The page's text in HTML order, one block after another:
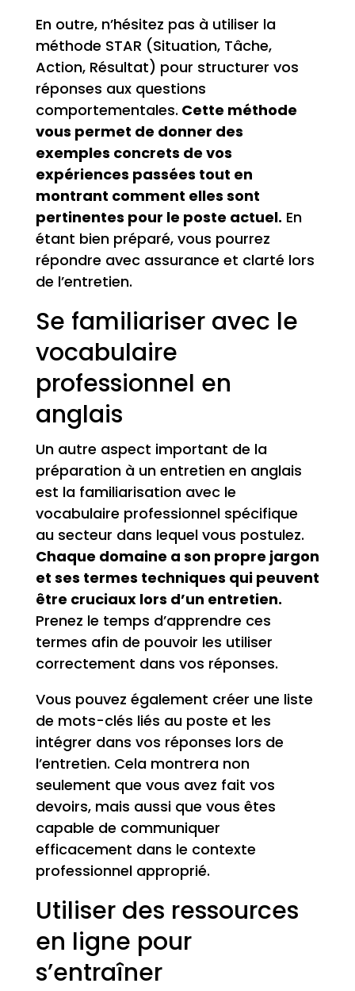
En outre, n’hésitez pas à utiliser la
méthode STAR (Situation, Tâche,
Action, Résultat) pour structurer vos
réponses aux questions
comportementales. Cette méthode
vous permet de donner des
exemples concrets de vos
expériences passées tout en
montrant comment elles sont
pertinentes pour le poste actuel. En
étant bien préparé, vous pourrez
répondre avec assurance et clarté lors
de l’entretien.
Se familiariser avec le
vocabulaire
professionnel en
anglais
Un autre aspect important de la
préparation à un entretien en anglais
est la familiarisation avec le
vocabulaire professionnel spécifique
au secteur dans lequel vous postulez.
Chaque domaine a son propre jargon
et ses termes techniques qui peuvent
être cruciaux lors d’un entretien.
Prenez le temps d’apprendre ces
termes afin de pouvoir les utiliser
correctement dans vos réponses.
Vous pouvez également créer une liste
de mots-clés liés au poste et les
intégrer dans vos réponses lors de
l’entretien. Cela montrera non
seulement que vous avez fait vos
devoirs, mais aussi que vous êtes
capable de communiquer
efficacement dans le contexte
professionnel approprié.
Utiliser des ressources
en ligne pour
s’entraîner